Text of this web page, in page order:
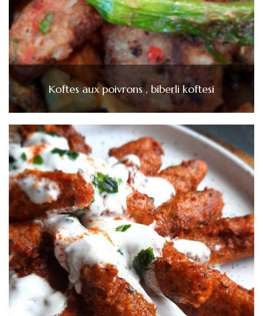
Koftes aux poivrons , biberli koftesi